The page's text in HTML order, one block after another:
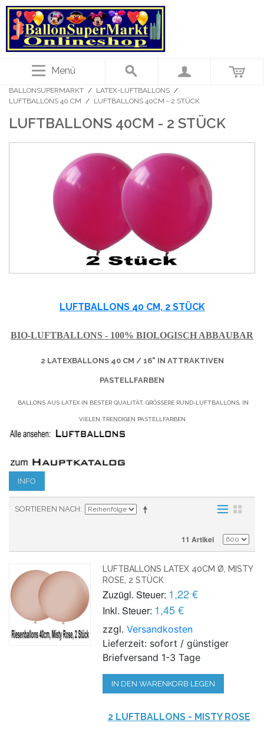
Menü
BALLONSUPERMARKT / LATEX-LUFTBALLONS /
LUFTBALLONS 40 CM / LUFTBALLONS 40CM - 2 STÜCK
LUFTBALLONS 40CM - 2 STÜCK
LUFTBALLONS 40 CM, 2 STÜCK
BIO-LUFTBALLONS - 100% BIOLOGISCH ABBAUBAR
2 LATEXBALLONS 40 CM / 16" IN ATTRAKTIVEN
PASTELLFARBEN
BALLONS AUS LATEX IN BESTER QUALITÄT, GRÖSSERE RUND-LUFTBALLONS, IN V
IELEN TRENDIGEN PASTELLFARBEN
INFO
SORTIEREN NACH
11 Artikel
LUFTBALLONS LATEX 40CM Ø, MISTY
ROSE, 2 STÜCK
Zuzügl. Steuer: 1,22 €
Inkl. Steuer: 1,45 €
zzgl.Versandkosten
Lieferzeit: sofort / günstiger
Briefversand 1-3 Tage
IN DEN WARENKORB LEGEN
2 LUFTBALLONS - MISTY ROSE